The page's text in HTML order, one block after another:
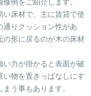
例をご紹介します。
い床材で、主に賃貸で使
通りクッション性があ
の形に戻るのが木の床材
い力が掛かると表面が破
い物を置きっぱなしにす
う事もあります。